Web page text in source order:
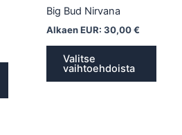
Big Bud Nirvana
Alkaen EUR: 30,00€
Valitse
vaihtoehdoista